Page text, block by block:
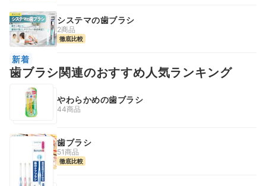
システマの歯ブラシ
2商品
徹底比較
新着
歯ブラシ関連のおすすめ人気ランキング
やわらかめの歯ブラシ
44商品
歯ブラシ
51商品
徹底比較